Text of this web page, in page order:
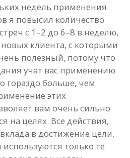
недель применения
я повысил количество
с 1–2 до 6–8 в неделю,
клиента, с которыми
полезный, потому что
учат вас применению
гораздо больше, чем
этих
вам очень сильно
на целях. Все действия,
в достижение цели,
только те